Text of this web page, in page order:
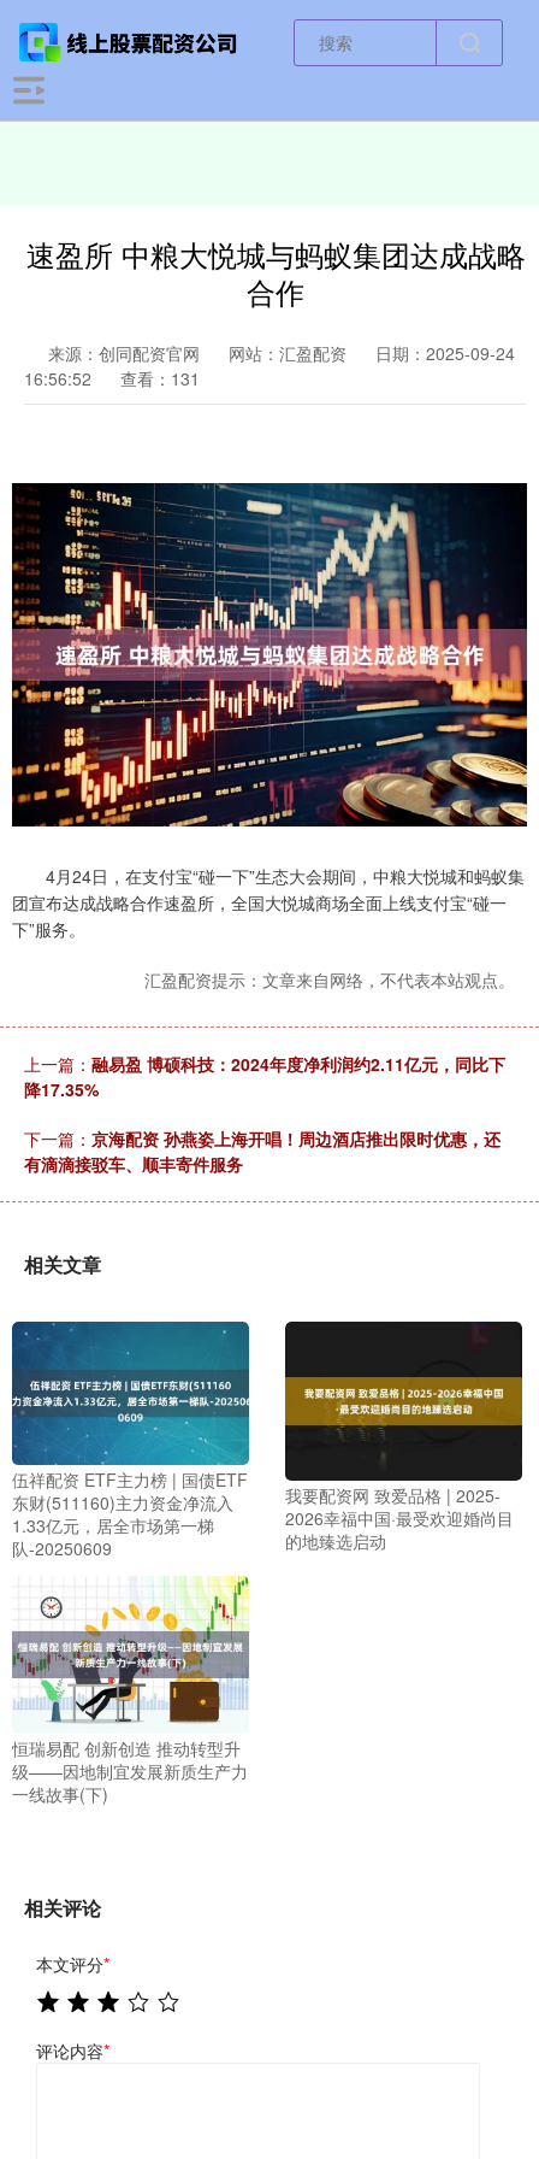
速盈所 中粮大悦城与蚂蚁集团达成战略
合作
来源：创同配资官网 网站：汇盈配资
日期：2025-09-24
16:56:52
查看：131
4月24日，在支付宝“碰一下”生态大会期间，中粮大悦城和蚂蚁集
团宣布达成战略合作速盈所，全国大悦城商场全面上线支付宝“碰一
下”服务。
汇盈配资提示：文章来自网络，不代表本站观点。
上一篇： 融易盈 博硕科技：2024年度净利润约2.11亿元，同比下
降17.35%
下一篇： 京海配资 孙燕姿上海开唱！周边酒店推出限时优惠，还
有滴滴接驳车、顺丰寄件服务
相关文章
伍祥配资 ETF主力榜 | 国债ETF
东财(511160)主力资金净流入
1.33亿元，居全市场第一梯
队-20250609
我要配资网 致爱品格 | 2025-
2026幸福中国·最受欢迎婚尚目
的地臻选启动
恒瑞易配 创新创造 推动转型升
级——因地制宜发展新质生产力
一线故事(下)
相关评论
本文评分*
评论内容*